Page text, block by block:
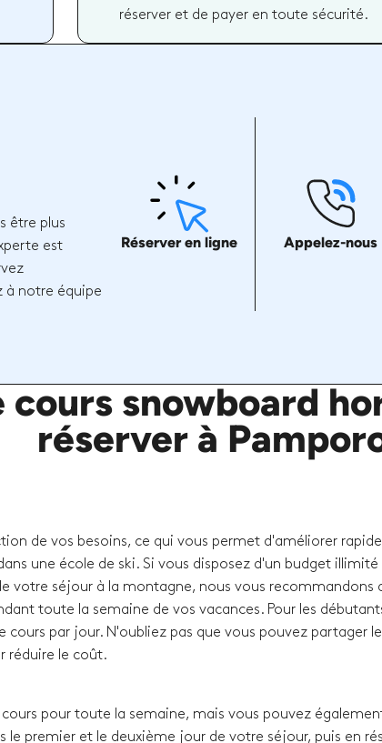
réserver et de payer en toute sécurité.
être plus
est
à notre équipe
Réserver en ligne Appelez-nous
cours snowboard
réserver à
de vos besoins, ce qui vous permet d'améliorer
une école de ski. Si vous disposez d'un budget illimité
votre séjour à la montagne, nous vous recommandons
toute la semaine de vos vacances. Pour les
cours par jour. N'oubliez pas que vous pouvez partager
réduire le coût.
pour toute la semaine, mais vous pouvez
le premier et le deuxième jour de votre séjour, puis en